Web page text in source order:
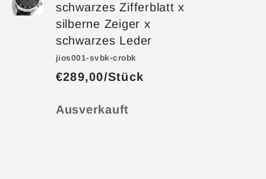
schwarzes Zifferblatt x
silberne Zeiger x
schwarzes Leder
jios001-svbk-crobk
€289,00/Stück
Anzahl
Ausverkauft